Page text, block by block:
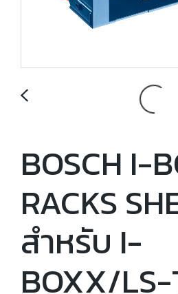
BOSCH I-
RACKS
สำหรับ I-
BOXX/